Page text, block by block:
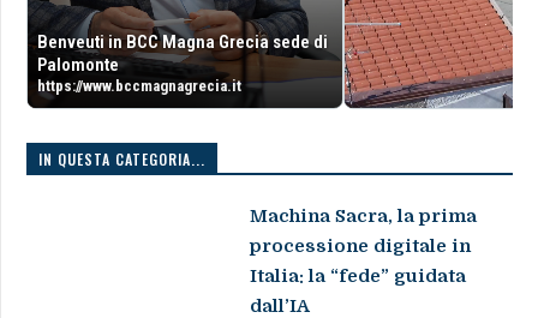
Benveuti in BCC Magna Grecia sede di
Palomonte
https://www.bccmagnagrecia.it
IN QUESTA CATEGORIA...
Machina Sacra, la prima
processione digitale in
Italia: la “fede” guidata
dall’IA